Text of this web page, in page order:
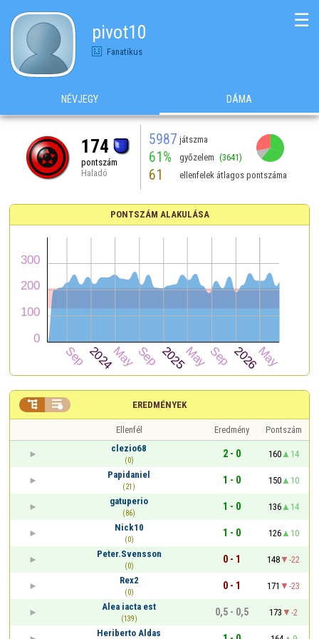
pivot10
Fanatikus
☰
NÉVJEGY DÁMA
174
pontszám
Haladó
5987 játszma
61% győzelem (3641)
61 ellenfelek átlagos pontszáma
PONTSZÁM ALAKULÁSA
EREDMÉNYEK
 
Ellenfél Eredmény
Pontszám
clezio68
(0)
2 - 0 160
14
Papidaniel
(21)
1 - 0 150
10
gatuperio
(86)
1 - 0 136
14
Nick10
(0)
1 - 0 126
10
Peter.Svensson
(0)
0 - 1 148
-22
Rex2
(0)
0 - 1 171
-23
Alea iacta est
(139)
0,5 - 0,5 173
-2
Heriberto Aldas